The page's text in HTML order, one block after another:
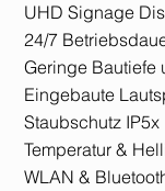
UHD Signage
24/7
Geringe Bautiefe
Eingebaute
Staubschutz IP5x
Temperatur &
WLAN &